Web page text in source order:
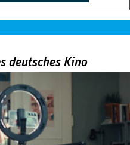
deutsches Kino